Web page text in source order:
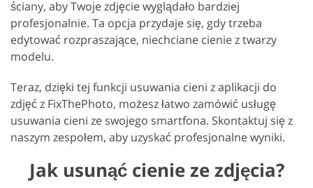
ściany, aby Twoje zdjęcie wyglądało bardziej
profesjonalnie. Ta opcja przydaje się, gdy trzeba
edytować rozpraszające, niechciane cienie z twarzy
modelu.
Teraz, dzięki tej funkcji usuwania cieni z aplikacji do
zdjęć z FixThePhoto, możesz łatwo zamówić usługę
usuwania cieni ze swojego smartfona. Skontaktuj się z
naszym zespołem, aby uzyskać profesjonalne wyniki.
Jak usunąć cienie ze zdjęcia?